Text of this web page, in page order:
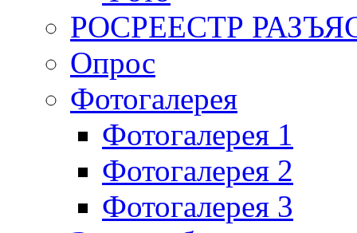
РОСРЕЕСТР
Опрос
Фотогалерея
Фотогалерея 1
Фотогалерея 2
Фотогалерея 3